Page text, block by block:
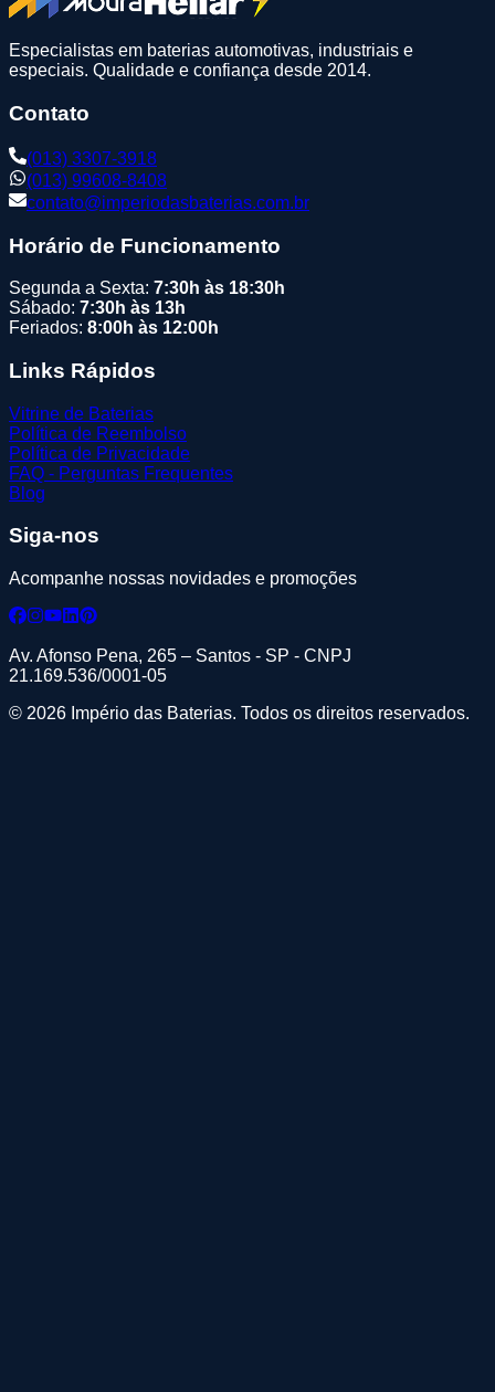
Especialistas em baterias automotivas, industriais e
especiais. Qualidade e confiança desde 2014.
Contato
(013) 3307-3918
(013) 99608-8408
contato@imperiodasbaterias.com.br
Horário de Funcionamento
Segunda a Sexta: 7:30h às 18:30h
Sábado: 7:30h às 13h
Feriados: 8:00h às 12:00h
Links Rápidos
Vitrine de Baterias
Política de Reembolso
Política de Privacidade
FAQ - Perguntas Frequentes
Blog
Siga-nos
Acompanhe nossas novidades e promoções
Av. Afonso Pena, 265 – Santos - SP - CNPJ
21.169.536/0001-05
© 2026 Império das Baterias. Todos os direitos reservados.